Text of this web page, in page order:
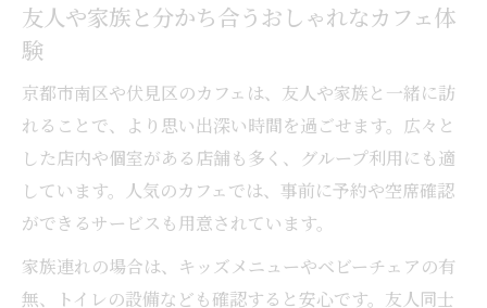
友人や家族と分かち合うおしゃれなカフェ体
験
京都市南区や伏見区のカフェは、友人や家族と一緒に訪
れることで、より思い出深い時間を過ごせます。広々と
した店内や個室がある店舗も多く、グループ利用にも適
しています。人気のカフェでは、事前に予約や空席確認
ができるサービスも用意されています。
家族連れの場合は、キッズメニューやベビーチェアの有
無、トイレの設備なども確認すると安心です。友人同士